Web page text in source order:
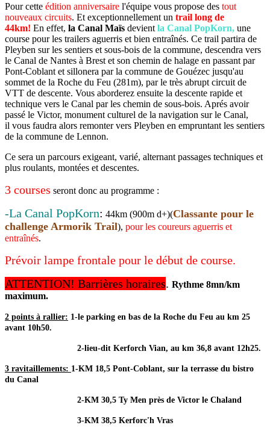
Pour cette édition anniversaire l'équipe vous propose des tout
nouveaux circuits. Et exceptionnellement un trail long de
44km! En effet, la Canal Maïs devient la Canal PopKorn, une
course pour les trailers aguerris et bien entraînés. Ce trail partira de
Pleyben sur les sentiers et sous-bois de la commune, descendra vers
le Canal de Nantes à Brest et son chemin de halage en passant par
Pont-Coblant et sillonera par la commune de Gouézec jusqu'au
sommet de la Roche du Feu (281m), par le très abrupt circuit de
VTT de descente. Vous aborderez ensuite la descente rapide et
technique vers le Canal par les chemin de sous-bois. Aprés avoir
passé le Victor, monument culturel de la navigation sur le Canal,
il vous faudra alors remonter vers Pleyben en empruntant les sentiers
de la commune de Lennon.
Ce sera un parcours exigeant, varié, alternant passages techniques et
plus roulants, montées et descentes.
3 courses seront donc au programme :
-La Canal PopKorn: 44km (900m d+)(Classante pour le
challenge Armorik Trail), pour les coureurs aguerris et
entraînés.
Prévoir lampe frontale pour le début de course.
ATTENTION! Barrières horaires. Rythme 8mn/km
maximum.
2 points à rallier: 1-le parking en bas de la Roche du Feu au km 25
avant 10h50.
2-lieu-dit Kerforch Vian, au km 36,8 avant 12h25.
3 ravitaillements: 1-KM 18,5 Pont-Coblant, sur la terrasse du bistro
du Canal
2-KM 30,5 Ty Men près de Victor le Chaland
3-KM 38,5 Kerforc'h Vras